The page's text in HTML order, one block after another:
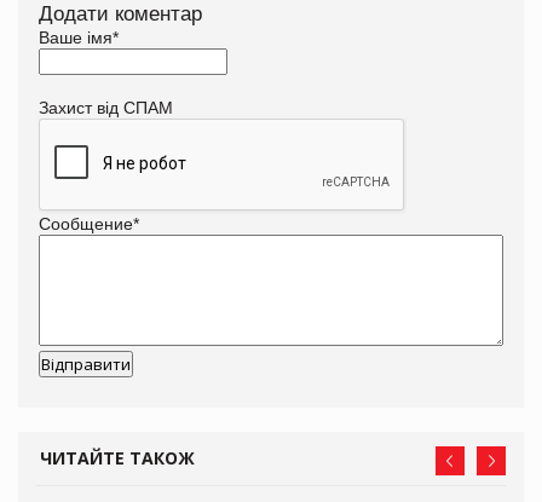
Додати коментар
Ваше імя*
Захист від СПАМ
Сообщение*
ЧИТАЙТЕ ТАКОЖ